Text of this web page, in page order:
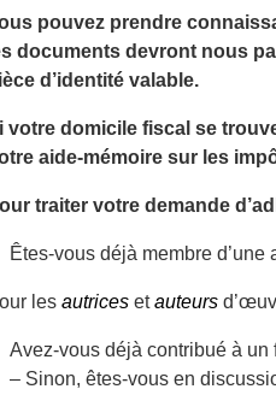
pouvez prendre
documents devront nous
d’identité valable.
votre domicile fiscal se
aide-mémoire sur les
traiter votre demande
Êtes-vous déjà membre d’une
les autricesetauteurs
Avez-vous déjà contribué à
– Sinon, êtes-vous en